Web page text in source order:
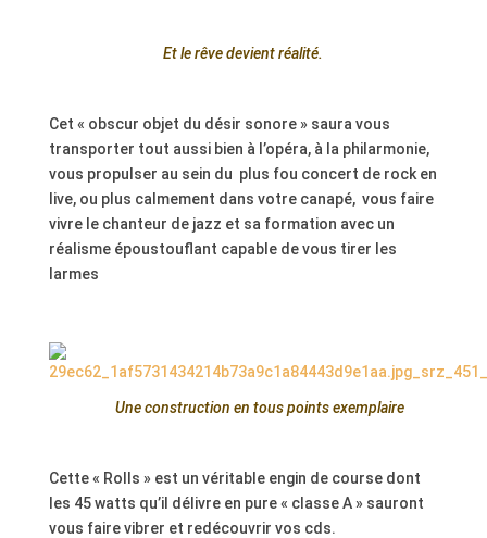
Et le rêve devient réalité.
Cet « obscur objet du désir sonore » saura vous
transporter tout aussi bien à l’opéra, à la philarmonie,
vous propulser au sein du plus fou concert de rock en
live, ou plus calmement dans votre canapé, vous faire
vivre le chanteur de jazz et sa formation avec un
réalisme époustouflant capable de vous tirer les
larmes
Une construction en tous points exemplaire
Cette « Rolls » est un véritable engin de course dont
les 45 watts qu’il délivre en pure « classe A » sauront
vous faire vibrer et redécouvrir vos cds.